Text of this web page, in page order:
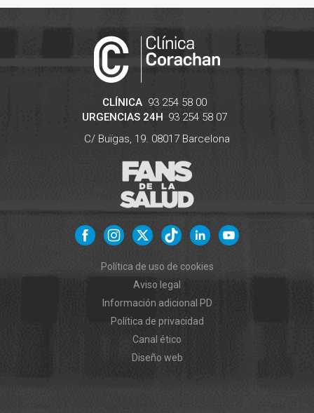
CLÍNICA 93 254 58 00
URGENCIAS 24H 93 254 58 07
C/ Buïgas, 19. 08017 Barcelona
Política de uso de cookies
Aviso legal
Información adicional PD
Política de privacidad
Canal ético
Diseño web